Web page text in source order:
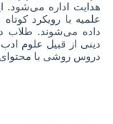
هدایت اداره می‌شود.
علمیه با رویکرد
داده می‌شوند. طلاب
دینی از قبیل علوم
دروس روشی با محتوای